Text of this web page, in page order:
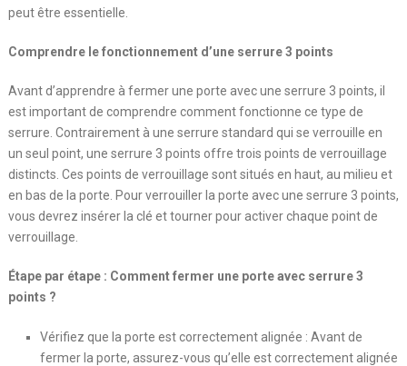
peut être essentielle.
Comprendre le fonctionnement d’une serrure 3 points
Avant d’apprendre à fermer une porte avec une serrure 3 points, il
est important de comprendre comment fonctionne ce type de
serrure. Contrairement à une serrure standard qui se verrouille en
un seul point, une serrure 3 points offre trois points de verrouillage
distincts. Ces points de verrouillage sont situés en haut, au milieu et
en bas de la porte. Pour verrouiller la porte avec une serrure 3 points,
vous devrez insérer la clé et tourner pour activer chaque point de
verrouillage.
Étape par étape : Comment fermer une porte avec serrure 3
points ?
Vérifiez que la porte est correctement alignée : Avant de
fermer la porte, assurez-vous qu’elle est correctement alignée